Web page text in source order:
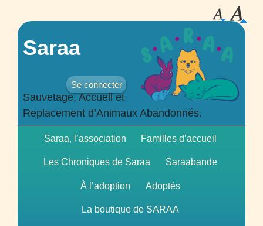
Saraa
Se connecter
Sauvetage, Accueil et
Replacement d’Animaux Abandonnés.
Saraa, l’association Familles d’accueil
Les Chroniques de Saraa Saraabande
À l’adoption Adoptés
La boutique de SARAA